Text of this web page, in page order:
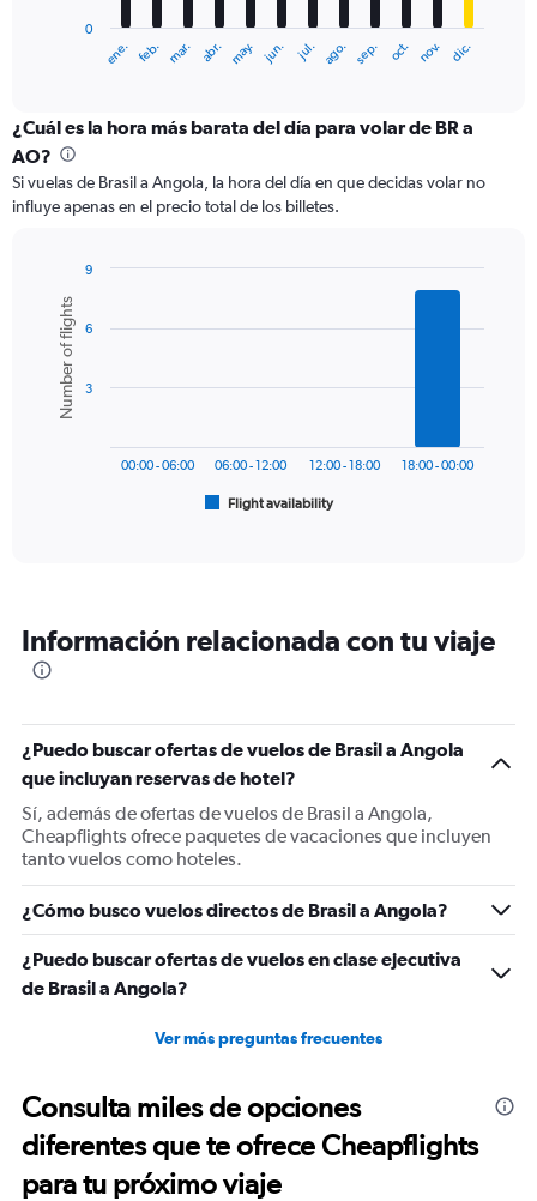
categories.
Range:
12
categories.
The
axis
displaying
values.
Range:
ene. feb. mar. abr. may. jun. jul. ago. sep. oct. nov. dic.
0
¿Cuál es la hora más barata del día para volar de BR a
AO?
Si vuelas de Brasil a Angola, la hora del día en que decidas volar no
influye apenas en el precio total de los billetes.
chart
with
bars.
The
categories.
The
Y
axis
displaying
Number
of
flights.
0
to
9.
Chart
graphic.
Number of flights
Flight availability
00:00 - 06:00 06:00 - 12:00 12:00 - 18:00 18:00 - 00:00
3
6
9
Información relacionada con tu viaje
¿Puedo buscar ofertas de vuelos de Brasil a Angola
que incluyan reservas de hotel?
Sí, además de ofertas de vuelos de Brasil a Angola,
Cheapflights ofrece paquetes de vacaciones que incluyen
tanto vuelos como hoteles.
¿Cómo busco vuelos directos de Brasil a Angola?
¿Puedo buscar ofertas de vuelos en clase ejecutiva
de Brasil a Angola?
Ver más preguntas frecuentes
Consulta miles de opciones
diferentes que te ofrece Cheapflights
para tu próximo viaje